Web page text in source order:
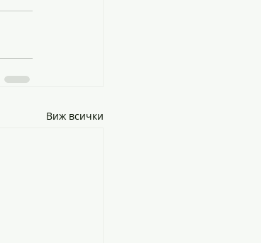
Виж всички